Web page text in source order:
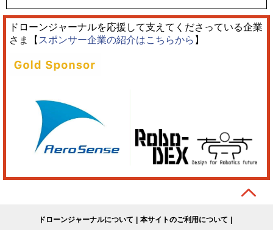
ドローンジャーナルを応援して支えてくださっている企業
さま【 スポンサー企業の紹介はこちらから 】
ドローンジャーナルについて 本サイトのご利用について